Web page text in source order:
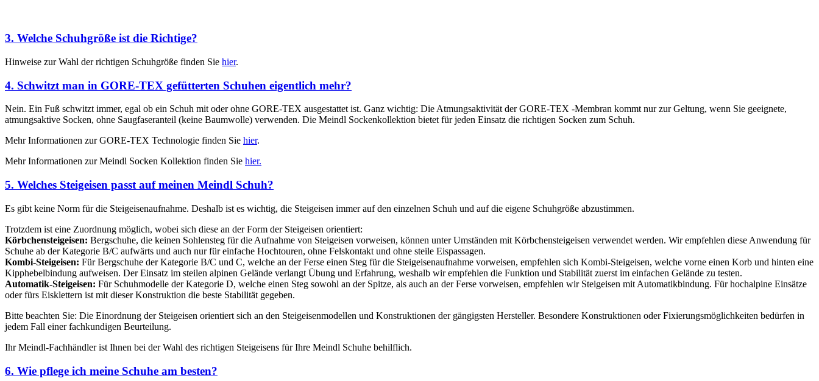
3. Welche Schuhgröße ist die Richtige?
Hinweise zur Wahl der richtigen Schuhgröße finden Sie hier.
4. Schwitzt man in GORE-TEX gefütterten Schuhen eigentlich mehr?
Nein. Ein Fuß schwitzt immer, egal ob ein Schuh mit oder ohne GORE-TEX ausgestattet ist. Ganz wichtig: Die Atmungsaktivität der GORE-TEX -Membran kommt nur zur Geltung, wenn Sie geeignete,
atmungsaktive Socken, ohne Saugfaseranteil (keine Baumwolle) verwenden. Die Meindl Sockenkollektion bietet für jeden Einsatz die richtigen Socken zum Schuh.
Mehr Informationen zur GORE-TEX Technologie finden Sie hier.
Mehr Informationen zur Meindl Socken Kollektion finden Sie hier.
5. Welches Steigeisen passt auf meinen Meindl Schuh?
Es gibt keine Norm für die Steigeisenaufnahme. Deshalb ist es wichtig, die Steigeisen immer auf den einzelnen Schuh und auf die eigene Schuhgröße abzustimmen.
Trotzdem ist eine Zuordnung möglich, wobei sich diese an der Form der Steigeisen orientiert:
Körbchensteigeisen: Bergschuhe, die keinen Sohlensteg für die Aufnahme von Steigeisen vorweisen, können unter Umständen mit Körbchensteigeisen verwendet werden. Wir empfehlen diese Anwendung für
Schuhe ab der Kategorie B/C aufwärts und auch nur für einfache Hochtouren, ohne Felskontakt und ohne steile Eispassagen.
Kombi-Steigeisen: Für Bergschuhe der Kategorie B/C und C, welche an der Ferse einen Steg für die Steigeisenaufnahme vorweisen, empfehlen sich Kombi-Steigeisen, welche vorne einen Korb und hinten eine
Kipphebelbindung aufweisen. Der Einsatz im steilen alpinen Gelände verlangt Übung und Erfahrung, weshalb wir empfehlen die Funktion und Stabilität zuerst im einfachen Gelände zu testen.
Automatik-Steigeisen: Für Schuhmodelle der Kategorie D, welche einen Steg sowohl an der Spitze, als auch an der Ferse vorweisen, empfehlen wir Steigeisen mit Automatikbindung. Für hochalpine Einsätze
oder fürs Eisklettern ist mit dieser Konstruktion die beste Stabilität gegeben.
Bitte beachten Sie: Die Einordnung der Steigeisen orientiert sich an den Steigeisenmodellen und Konstruktionen der gängigsten Hersteller. Besondere Konstruktionen oder Fixierungsmöglichkeiten bedürfen in
jedem Fall einer fachkundigen Beurteilung.
Ihr Meindl-Fachhändler ist Ihnen bei der Wahl des richtigen Steigeisens für Ihre Meindl Schuhe behilflich.
6. Wie pflege ich meine Schuhe am besten?